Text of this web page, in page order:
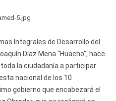
Integrales de Desarrollo del
Díaz Mena “Huacho”, hace
la ciudadanía a participar
nacional de los 10
gobierno que encabezará el